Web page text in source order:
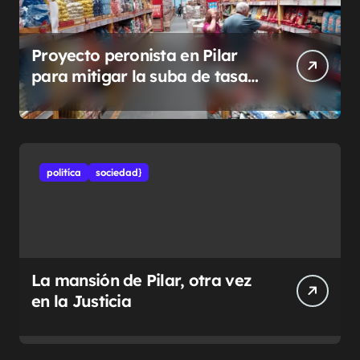
Proyecto peronista en Pilar
para mitigar la suba de tasas
municipales
politíca sociedad}
La mansión de Pilar, otra vez
en la Justicia